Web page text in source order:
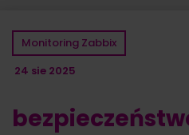
Monitoring Zabbix
24 sie 2025